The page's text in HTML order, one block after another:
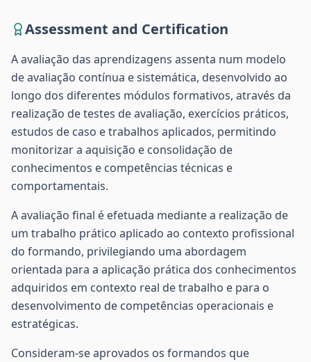
Assessment and Certification
A avaliação das aprendizagens assenta num modelo
de avaliação contínua e sistemática, desenvolvido ao
longo dos diferentes módulos formativos, através da
realização de testes de avaliação, exercícios práticos,
estudos de caso e trabalhos aplicados, permitindo
monitorizar a aquisição e consolidação de
conhecimentos e competências técnicas e
comportamentais.
A avaliação final é efetuada mediante a realização de
um trabalho prático aplicado ao contexto profissional
do formando, privilegiando uma abordagem
orientada para a aplicação prática dos conhecimentos
adquiridos em contexto real de trabalho e para o
desenvolvimento de competências operacionais e
estratégicas.
Consideram-se aprovados os formandos que